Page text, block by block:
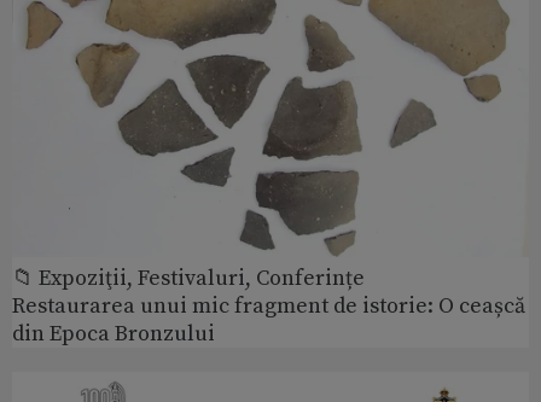
📁 Expoziţii, Festivaluri, Conferințe
Restaurarea unui mic fragment de istorie: O ceașcă
din Epoca Bronzului